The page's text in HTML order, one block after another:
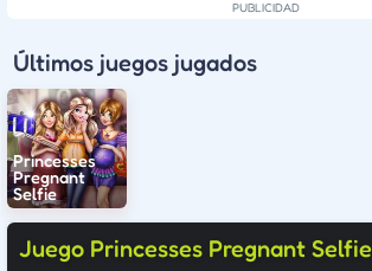
Últimos juegos jugados
Princesses
Pregnant
Selfie
Juego Princesses Pregnant Selfie